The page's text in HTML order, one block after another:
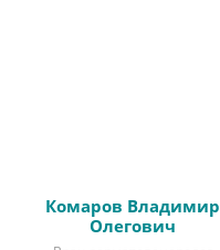
Комаров Владимир
Олегович